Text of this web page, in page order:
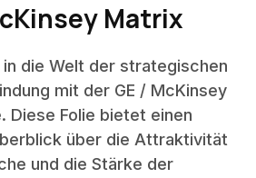
Matrix
in die Welt der strategischen
mit der GE / McKinsey
Diese Folie bietet einen
über die Attraktivität
und die Stärke der